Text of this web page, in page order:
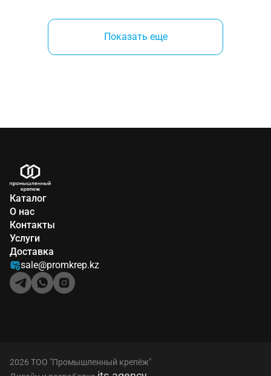
Показать еще
Каталог
О нас
Контакты
Услуги
Доставка
sale@promkrep.kz
2026 ТОО "Промышленный крепёж"